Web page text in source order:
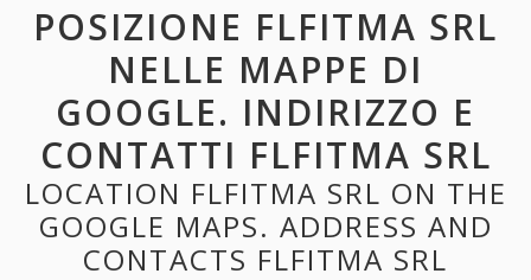
POSIZIONE FLFITMA SRL
NELLE MAPPE DI
GOOGLE. INDIRIZZO E
CONTATTI FLFITMA SRL
LOCATION FLFITMA SRL ON THE
GOOGLE MAPS. ADDRESS AND
CONTACTS FLFITMA SRL